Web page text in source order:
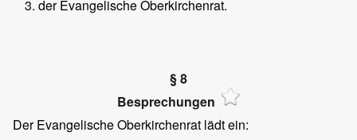
der Evangelische Oberkirchenrat.
§ 8
Besprechungen
Der Evangelische Oberkirchenrat lädt ein: